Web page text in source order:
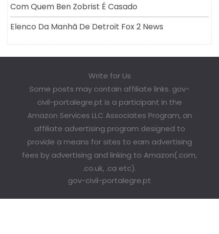
Com Quem Ben Zobrist É Casado
Elenco Da Manhã De Detroit Fox 2 News
Write for Us
Some posts may contain affiliate links. gov-
civil-portalegre.pt is a participant in the
Amazon Services LLC Associates Program, an
affiliate advertising program designed to
provide a means for sites to earn advertising
fees by advertising and linking to Amazon(.com,
.co.uk, .ca etc).
gov-civil-portalegre.pt